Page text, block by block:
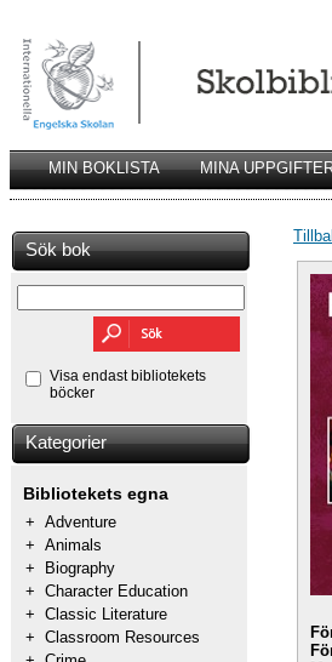
MIN BOKLISTA MINA
Sök bok
Visa endast bibliotekets
böcker
Kategorier
Bibliotekets egna
+ Adventure
+ Animals
+
Biography
+ Character Education
+ Classic Literature
+ Classroom Resources